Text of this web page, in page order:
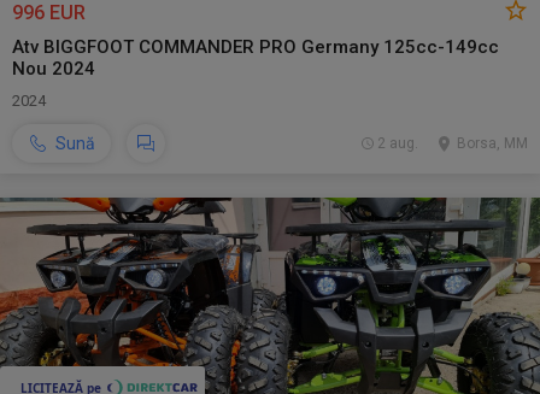
996 EUR
Atv BIGGFOOT COMMANDER PRO Germany 125cc-149cc
Nou 2024
2024
Sună Borsa, MM
2 aug.